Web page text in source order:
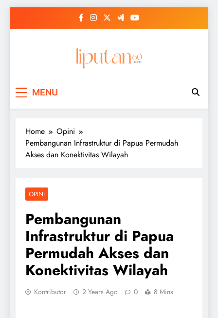
MENU
Home
Opini
Pembangunan Infrastruktur di Papua Permudah
Akses dan Konektivitas Wilayah
OPINI
Pembangunan
Infrastruktur di Papua
Permudah Akses dan
Konektivitas Wilayah
Kontributor 2 Years Ago 0 8 Mins